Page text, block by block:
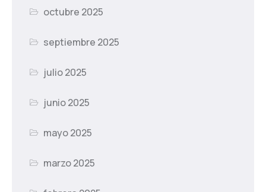
octubre 2025
septiembre 2025
julio 2025
junio 2025
mayo 2025
marzo 2025